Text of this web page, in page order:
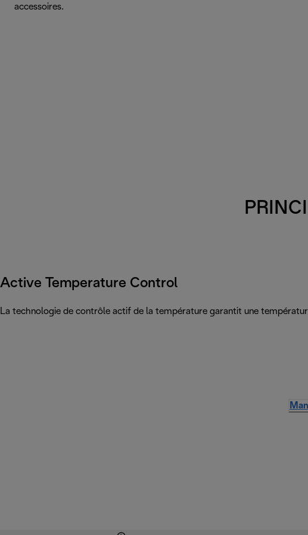
accessoires.
Active Temperature Control
La technologie de contrôle actif de la température garantit une